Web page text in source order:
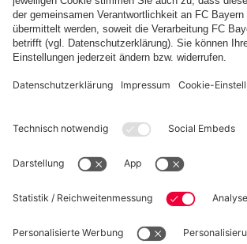
JUGEND
Weitere Inhalte anzeigen